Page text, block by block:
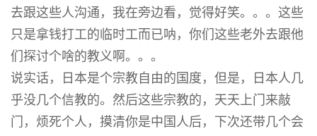
去跟这些人沟通，我在旁边看，觉得好笑。。。这些
只是拿钱打工的临时工而已呐，你们这些老外去跟他
们探讨个啥的教义啊。。。
说实话，日本是个宗教自由的国度，但是，日本人几
乎没几个信教的。然后这些宗教的，天天上门来敲
门，烦死个人，摸清你是中国人后，下次还带几个会